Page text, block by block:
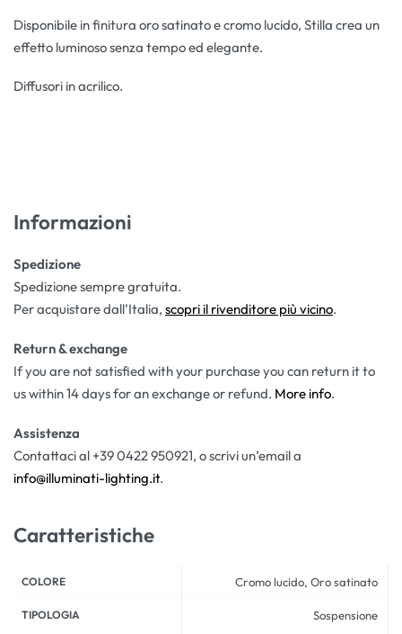
Disponibile in finitura oro satinato e cromo lucido, Stilla crea un
effetto luminoso senza tempo ed elegante.
Diffusori in acrilico.
Informazioni
Spedizione
Spedizione sempre gratuita.
Per acquistare dall’Italia, scopri il rivenditore più vicino.
Return & exchange
If you are not satisfied with your purchase you can return it to
us within 14 days for an exchange or refund. More info.
Assistenza
Contattaci al +39 0422 950921, o scrivi un’email a
info@illuminati-lighting.it.
Caratteristiche
COLORE Cromo lucido, Oro satinato
TIPOLOGIA Sospensione